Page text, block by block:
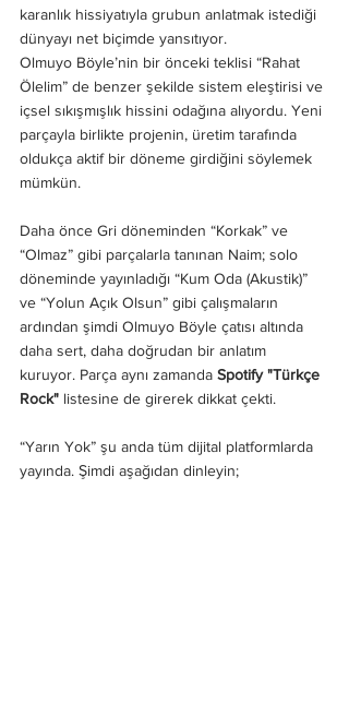
karanlık hissiyatıyla grubun anlatmak istediği
dünyayı net biçimde yansıtıyor.
Olmuyo Böyle’nin bir önceki teklisi “Rahat
Ölelim” de benzer şekilde sistem eleştirisi ve
içsel sıkışmışlık hissini odağına alıyordu. Yeni
parçayla birlikte projenin, üretim tarafında
oldukça aktif bir döneme girdiğini söylemek
mümkün.
Daha önce Gri döneminden “Korkak” ve
“Olmaz” gibi parçalarla tanınan Naim; solo
döneminde yayınladığı “Kum Oda (Akustik)”
ve “Yolun Açık Olsun” gibi çalışmaların
ardından şimdi Olmuyo Böyle çatısı altında
daha sert, daha doğrudan bir anlatım
kuruyor. Parça aynı zamanda Spotify "Türkçe
Rock" listesine de girerek dikkat çekti.
“Yarın Yok” şu anda tüm dijital platformlarda
yayında. Şimdi aşağıdan dinleyin;